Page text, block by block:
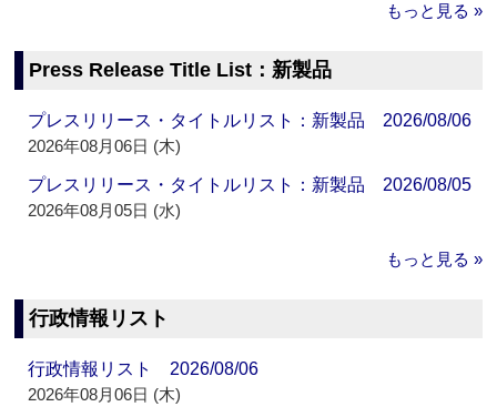
もっと見る »
Press Release Title List：新製品
プレスリリース・タイトルリスト：新製品 2026/08/06
2026年08月06日 (木)
プレスリリース・タイトルリスト：新製品 2026/08/05
2026年08月05日 (水)
もっと見る »
行政情報リスト
行政情報リスト 2026/08/06
2026年08月06日 (木)